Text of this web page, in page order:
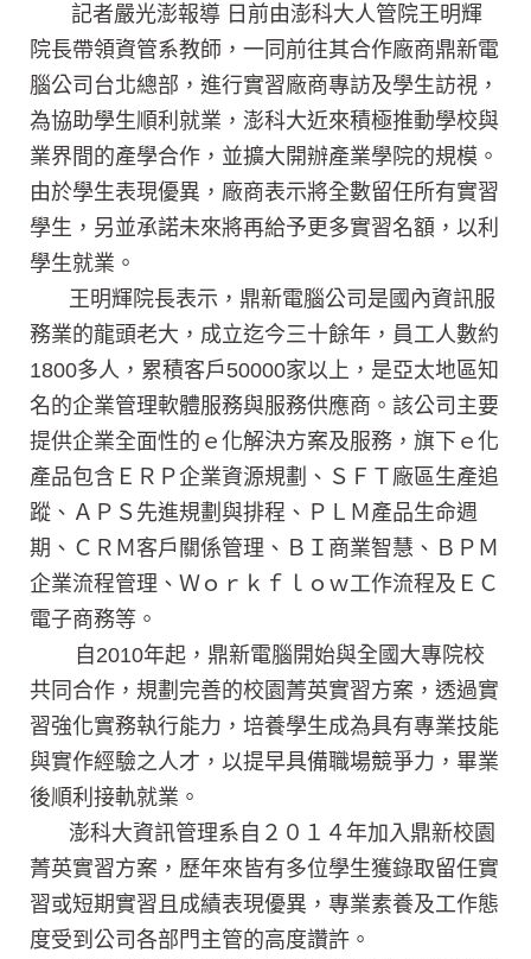
記者嚴光澎報導 日前由澎科大人管院王明輝
院長帶領資管系教師，一同前往其合作廠商鼎新電
腦公司台北總部，進行實習廠商專訪及學生訪視，
為協助學生順利就業，澎科大近來積極推動學校與
業界間的產學合作，並擴大開辦產業學院的規模。
由於學生表現優異，廠商表示將全數留任所有實習
學生，另並承諾未來將再給予更多實習名額，以利
學生就業。
王明輝院長表示，鼎新電腦公司是國內資訊服
務業的龍頭老大，成立迄今三十餘年，員工人數約
1800多人，累積客戶50000家以上，是亞太地區知
名的企業管理軟體服務與服務供應商。該公司主要
提供企業全面性的ｅ化解決方案及服務，旗下ｅ化
產品包含ＥＲＰ企業資源規劃、ＳＦＴ廠區生產追
蹤、ＡＰＳ先進規劃與排程、ＰＬＭ產品生命週
期、ＣＲＭ客戶關係管理、ＢＩ商業智慧、ＢＰＭ
企業流程管理、Ｗｏｒｋｆｌｏｗ工作流程及ＥＣ
電子商務等。
自2010年起，鼎新電腦開始與全國大專院校
共同合作，規劃完善的校園菁英實習方案，透過實
習強化實務執行能力，培養學生成為具有專業技能
與實作經驗之人才，以提早具備職場競爭力，畢業
後順利接軌就業。
澎科大資訊管理系自２０１４年加入鼎新校園
菁英實習方案，歷年來皆有多位學生獲錄取留任實
習或短期實習且成績表現優異，專業素養及工作態
度受到公司各部門主管的高度讚許。